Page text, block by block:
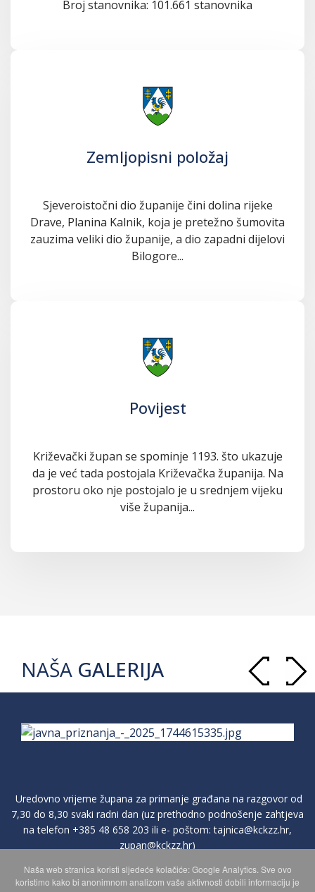
Broj stanovnika: 101.661 stanovnika
Zemljopisni položaj
Sjeveroistočni dio županije čini dolina rijeke
Drave, Planina Kalnik, koja je pretežno šumovita
zauzima veliki dio županije, a dio zapadni dijelovi
Bilogore...
Povijest
Križevački župan se spominje 1193. što ukazuje
da je već tada postojala Križevačka županija. Na
prostoru oko nje postojalo je u srednjem vijeku
više županija...
NAŠA GALERIJA
Uredovno vrijeme župana za primanje građana na razgovor od
7,30 do 8,30 svaki radni dan (uz prethodno podnošenje zahtjeva
+385 48 658 203ili e- poštom:
Naša web stranica koristi sljedeće kolačiće: Google Analytics. Sve ovo
koristimo kako bi anonimnom analizom vaše aktivnosti dobili informaciju je